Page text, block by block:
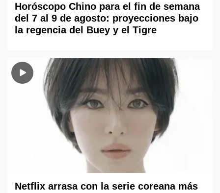
Horóscopo Chino para el fin de semana
del 7 al 9 de agosto: proyecciones bajo
la regencia del Buey y el Tigre
Netflix arrasa con la serie coreana más